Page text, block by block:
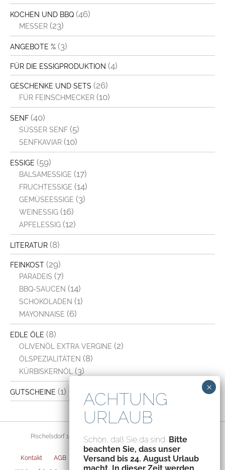
KOCHEN UND BBQ (46)
MESSER (23)
ANGEBOTE % (3)
FÜR DIE ESSIGPRODUKTION (4)
GESCHENKE UND SETS (26)
FÜR FEINSCHMECKER (10)
SENF (40)
SÜSSER SENF (5)
SENFKAVIAR (10)
ESSIGE (59)
BALSAMESSIGE (17)
FRUCHTESSIGE (14)
GEMÜSEESSIGE (3)
WEINESSIG (16)
APFELESSIG (12)
LITERATUR (8)
FEINKOST (29)
PARADEIS (7)
BBQ-SAUCEN (14)
SCHOKOLADEN (1)
MAYONNAISE (6)
EDLE ÖLE (8)
OLIVENÖL EXTRA VERGINE (2)
ÖLSPEZIALITÄTEN (8)
KÜRBISKERNÖL (3)
GUTSCHEINE (1)
Pischelsdorf 156, 8212 Pischelsdorf, Austria – ATU70094435
Kontakt AGB Datenschutz Impressum
Versandarten
Schön, daß Sie da sind. Bitte
beachten Sie, dass unser
Versand bis 24. August Urlaub